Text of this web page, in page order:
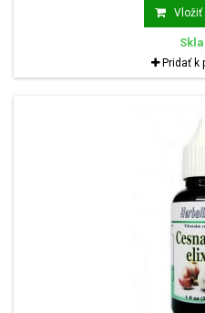
Vložiť
Pridať k